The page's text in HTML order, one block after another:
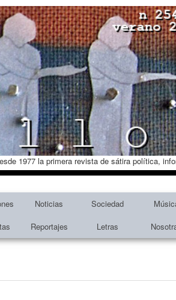
1977 la primera revista de sátira política,
Noticias Sociedad
Reportajes Letras